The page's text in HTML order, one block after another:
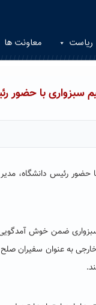
ریاست معاونت ها
سبزواری با حضور
حضور رئیس دانشگاه،
ضمن خوش
به عنوان سفیران